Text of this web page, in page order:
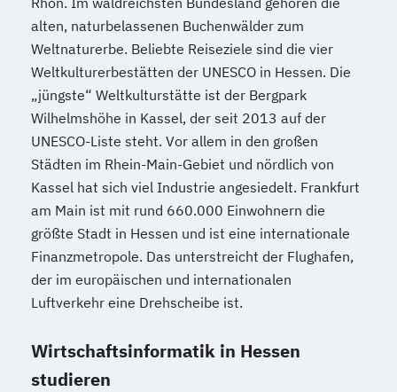
alten, naturbelassenen Buchenwälder zum
Weltnaturerbe. Beliebte Reiseziele sind die vier
Weltkulturerbestätten der UNESCO in Hessen. Die
„jüngste“ Weltkulturstätte ist der Bergpark
Wilhelmshöhe in Kassel, der seit 2013 auf der
UNESCO-Liste steht. Vor allem in den großen
Städten im Rhein-Main-Gebiet und nördlich von
Kassel hat sich viel Industrie angesiedelt. Frankfurt
am Main ist mit rund 660.000 Einwohnern die
größte Stadt in Hessen und ist eine internationale
Finanzmetropole. Das unterstreicht der Flughafen,
der im europäischen und internationalen
Luftverkehr eine Drehscheibe ist.
Wirtschaftsinformatik in Hessen
studieren